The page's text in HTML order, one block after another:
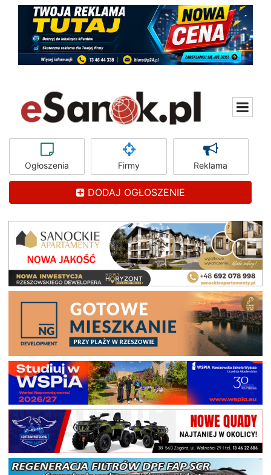
Ogłoszenia Firmy Reklama
DODAJ OGŁOSZENIE